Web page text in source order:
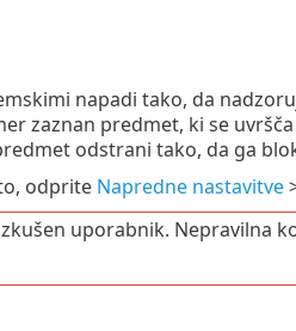
napadi tako, da
zaznan predmet, ki se
odstrani tako, da ga
odprite Napredne nastavitve
uporabnik. Nepravilna